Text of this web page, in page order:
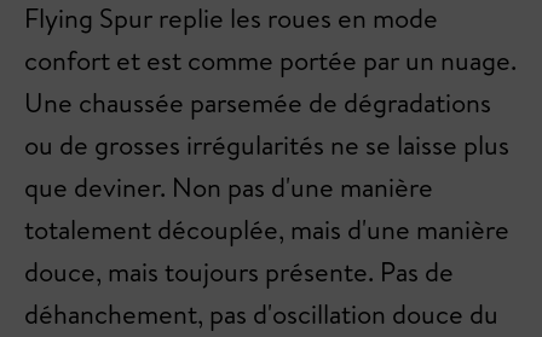
Flying Spur replie les roues en mode
confort et est comme portée par un nuage.
Une chaussée parsemée de dégradations
ou de grosses irrégularités ne se laisse plus
que deviner. Non pas d'une manière
totalement découplée, mais d'une manière
douce, mais toujours présente. Pas de
déhanchement, pas d'oscillation douce du